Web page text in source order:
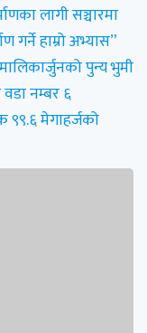
लागी सञ्चारमा
गर्ने हाम्रो अभ्यास”
पुन्य भुमी
नम्बर ६
९९.६ मेगाहर्जको